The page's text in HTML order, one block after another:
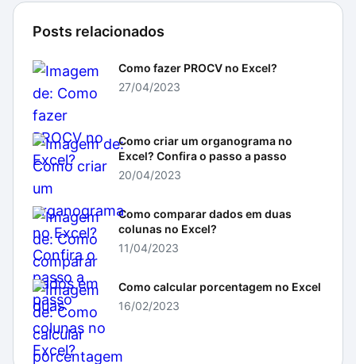
Posts relacionados
Como fazer PROCV no Excel?
27/04/2023
Como criar um organograma no
Excel? Confira o passo a passo
20/04/2023
Como comparar dados em duas
colunas no Excel?
11/04/2023
Como calcular porcentagem no Excel
16/02/2023